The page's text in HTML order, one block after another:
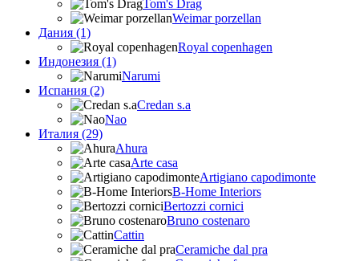
Tom's Drag
Weimar porzellan
Дания (1)
Royal copenhagen
Индонезия (1)
Narumi
Испания (2)
Credan s.a
Nao
Италия (29)
Ahura
Arte casa
Artigiano capodimonte
B-Home Interiors
Bertozzi cornici
Bruno costenaro
Cattin
Ceramiche dal pra